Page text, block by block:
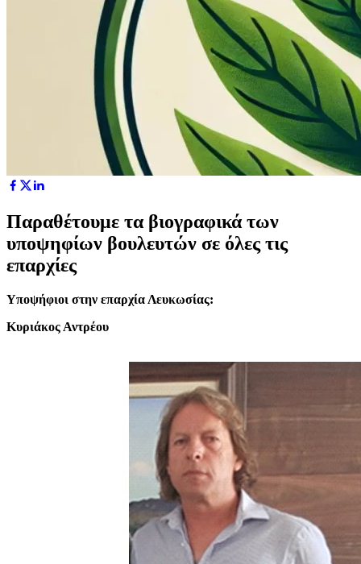
Παραθέτουμε τα βιογραφικά των
υποψηφίων βουλευτών σε όλες τις
επαρχίες
Υποψήφιοι στην επαρχία Λευκωσίας:
Κυριάκος Αντρέου